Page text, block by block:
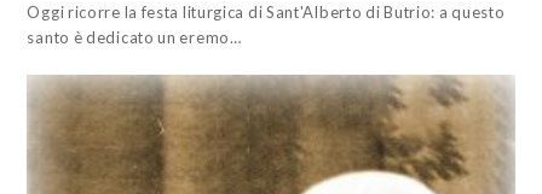
Oggi ricorre la festa liturgica di Sant'Alberto di Butrio: a questo
santo è dedicato un eremo…